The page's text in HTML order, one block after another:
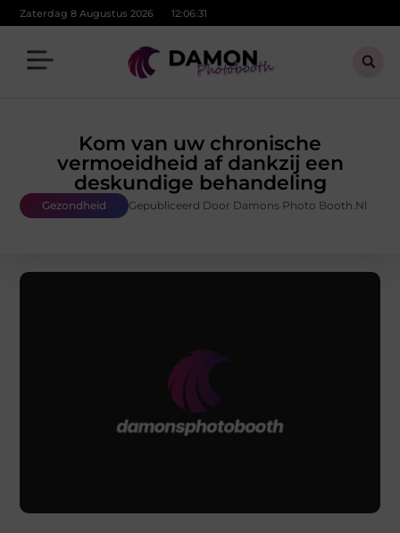
Zaterdag 8 Augustus 2026 12:06:33
Kom van uw chronische
vermoeidheid af dankzij een
deskundige behandeling
Gezondheid Gepubliceerd Door Damons Photo Booth.nl